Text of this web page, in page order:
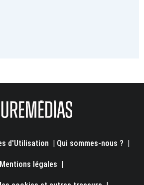
d'Utilisation | Qui sommes-nous ? |
Mentions légales |